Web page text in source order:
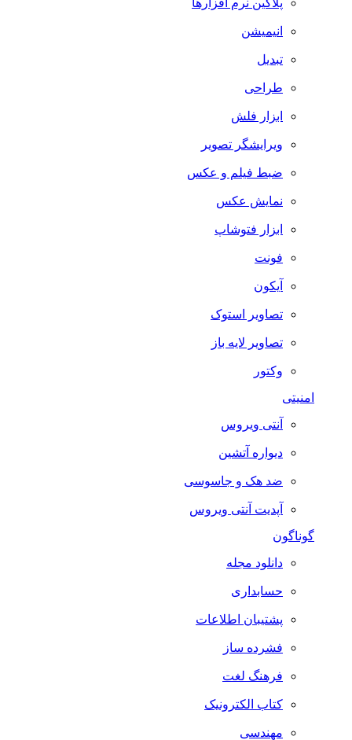
پلاگین نرم افزارها
انیمیشن
تبدیل
طراحی
ابزار فلش
ویرایشگر تصویر
ضبط فيلم و عكس
نمایش عکس
ابزار فتوشاپ
فونت
آیکون
تصاویر استوک
تصاویر لایه باز
وکتور
امنیتی
آنتی ویروس
دیواره آتشین
ضد هک و جاسوسی
آپدیت آنتی ویروس
گوناگون
دانلود مجله
حسابداری
پشتیبان اطلاعات
فشرده ساز
فرهنگ لغت
کتاب الکترونیک
مهندسی